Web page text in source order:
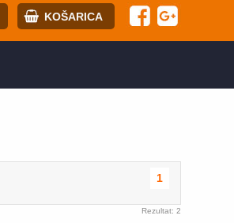
KOŠARICA
PRIJAVITE SE
1
Rezultat: 2